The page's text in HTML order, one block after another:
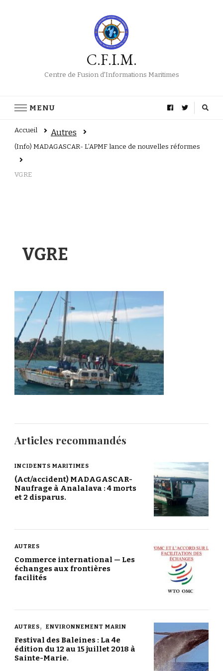
C.F.I.M.
Centre de Fusion d'Informations Maritimes
MENU
Accueil Autres
(Info) MADAGASCAR- L’APMF lance de nouvelles réformes
VGRE
VGRE
Articles recommandés
INCIDENTS MARITIMES
(Act/accident) MADAGASCAR-
Naufrage à Analalava : 4 morts
et 2 disparus.
AUTRES
Commerce international — Les
échanges aux frontières
facilités
AUTRES ENVIRONNEMENT MARIN
Festival des Baleines : La 4e
édition du 12 au 15 juillet 2018 à
Sainte-Marie.